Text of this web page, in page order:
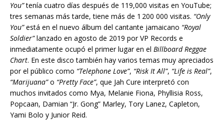
r
d
e
a
u
d
i
o
You”tenía cuatro días después de 119,000 visitas en YouTube;
tres semanas más tarde, tiene más de 1 200 000 visitas. “Only
You”está en el nuevo álbum del cantante jamaicano “Royal
Soldier”lanzado en agosto de 2019 por VP Records e
inmediatamente ocupó el primer lugar en el Billboard Reggae
Chart. En este disco también hay varios temas muy apreciados
por el público como “Telephone Love”, “Risk It All”, “Life is Real”,
“Marijuana”o “Pretty Face”, que Jah Cure interpretó con
muchos invitados como Mya, Melanie Fiona, Phyllisia Ross,
Popcaan, Damian “Jr. Gong” Marley, Tory Lanez, Capleton,
Yami Bolo y Junior Reid.